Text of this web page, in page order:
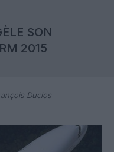
SON
2015
Duclos